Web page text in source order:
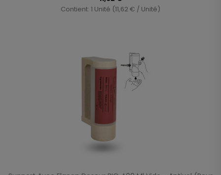
Contient: 1 Unité (11,62 € / Unité)